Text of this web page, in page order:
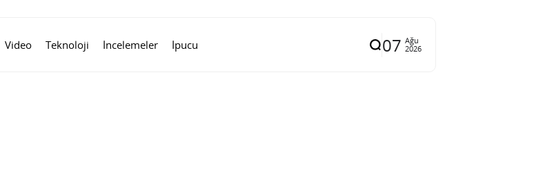
Video Teknoloji İncelemeler İpucu 07 Ağu
2026